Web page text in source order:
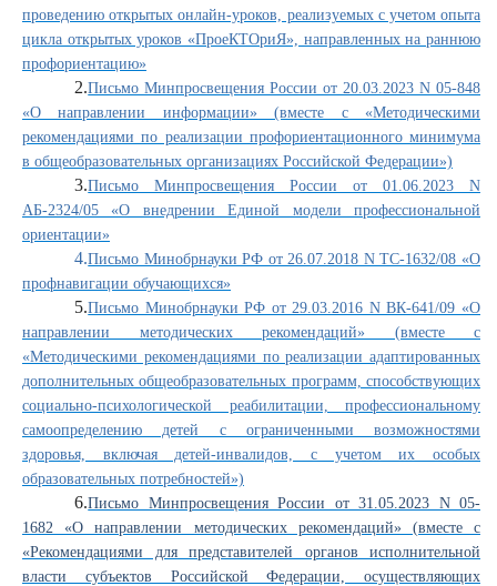
проведению открытых онлайн-уроков, реализуемых с учетом опыта
цикла открытых уроков «ПроеКТОриЯ», направленных на раннюю
профориентацию»
2.Письмо Минпросвещения России от 20.03.2023 N 05-848
«О направлении информации» (вместе с «Методическими
рекомендациями по реализации профориентационного минимума
в общеобразовательных организациях Российской Федерации»)
3.Письмо Минпросвещения России от 01.06.2023 N
АБ-2324/05 «О внедрении Единой модели профессиональной
ориентации»
4.Письмо Минобрнауки РФ от 26.07.2018 N ТС-1632/08 «О
профнавигации обучающихся»
5.Письмо Минобрнауки РФ от 29.03.2016 N ВК-641/09 «О
направлении методических рекомендаций» (вместе с
«Методическими рекомендациями по реализации адаптированных
дополнительных общеобразовательных программ, способствующих
социально-психологической реабилитации, профессиональному
самоопределению детей с ограниченными возможностями
здоровья, включая детей-инвалидов, с учетом их особых
образовательных потребностей»)
6.Письмо Минпросвещения России от 31.05.2023 N 05-
1682 «О направлении методических рекомендаций» (вместе с
«Рекомендациями для представителей органов исполнительной
власти субъектов Российской Федерации, осуществляющих